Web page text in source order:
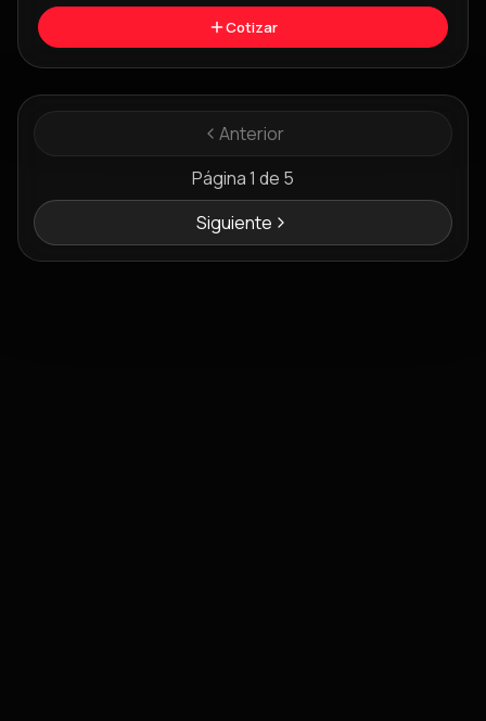
Cotizar
Anterior
Página1 de 5
Siguiente